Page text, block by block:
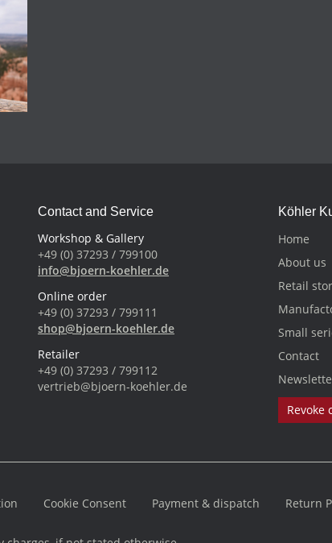
Contact and Service
Workshop & Gallery
+49 (0) 37293 / 799100
info@bjoern-koehler.de
Online order
+49 (0) 37293 / 799111
shop@bjoern-koehler.de
Retailer
+49 (0) 37293 / 799112
vertrieb@bjoern-koehler.de
Köhler
Home
About us
Retail
Small
Contact
Revoke
Cookie Consent Payment & dispatch Return